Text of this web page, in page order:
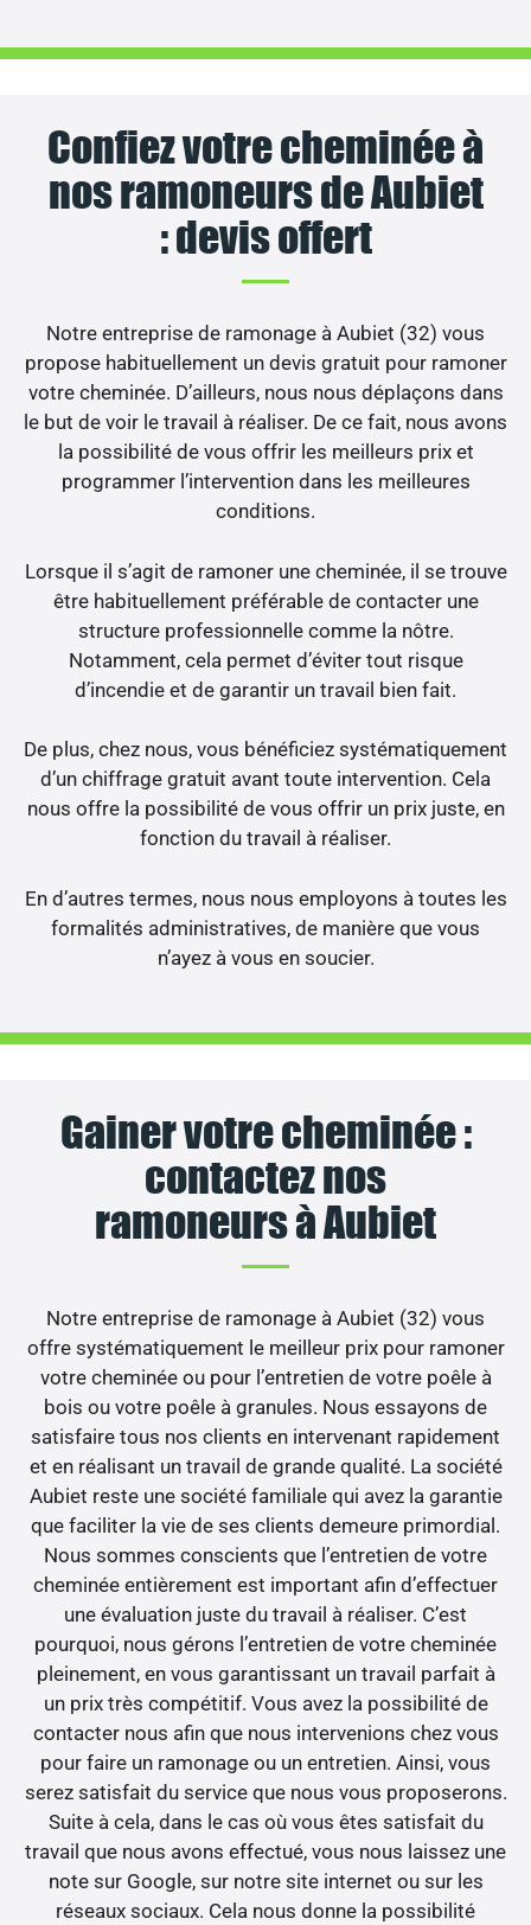
Confiez votre cheminée à
nos ramoneurs de Aubiet
: devis offert
Notre entreprise de ramonage à Aubiet (32) vous
propose habituellement un devis gratuit pour ramoner
votre cheminée. D’ailleurs, nous nous déplaçons dans
le but de voir le travail à réaliser. De ce fait, nous avons
la possibilité de vous offrir les meilleurs prix et
programmer l’intervention dans les meilleures
conditions.
Lorsque il s’agit de ramoner une cheminée, il se trouve
être habituellement préférable de contacter une
structure professionnelle comme la nôtre.
Notamment, cela permet d’éviter tout risque
d’incendie et de garantir un travail bien fait.
De plus, chez nous, vous bénéficiez systématiquement
d’un chiffrage gratuit avant toute intervention. Cela
nous offre la possibilité de vous offrir un prix juste, en
fonction du travail à réaliser.
En d’autres termes, nous nous employons à toutes les
formalités administratives, de manière que vous
n’ayez à vous en soucier.
Gainer votre cheminée :
contactez nos
ramoneurs à Aubiet
Notre entreprise de ramonage à Aubiet (32) vous
offre systématiquement le meilleur prix pour ramoner
votre cheminée ou pour l’entretien de votre poêle à
bois ou votre poêle à granules. Nous essayons de
satisfaire tous nos clients en intervenant rapidement
et en réalisant un travail de grande qualité. La société
Aubiet reste une société familiale qui avez la garantie
que faciliter la vie de ses clients demeure primordial.
Nous sommes conscients que l’entretien de votre
cheminée entièrement est important afin d’effectuer
une évaluation juste du travail à réaliser. C’est
pourquoi, nous gérons l’entretien de votre cheminée
pleinement, en vous garantissant un travail parfait à
un prix très compétitif. Vous avez la possibilité de
contacter nous afin que nous intervenions chez vous
pour faire un ramonage ou un entretien. Ainsi, vous
serez satisfait du service que nous vous proposerons.
Suite à cela, dans le cas où vous êtes satisfait du
travail que nous avons effectué, vous nous laissez une
note sur Google, sur notre site internet ou sur les
réseaux sociaux. Cela nous donne la possibilité